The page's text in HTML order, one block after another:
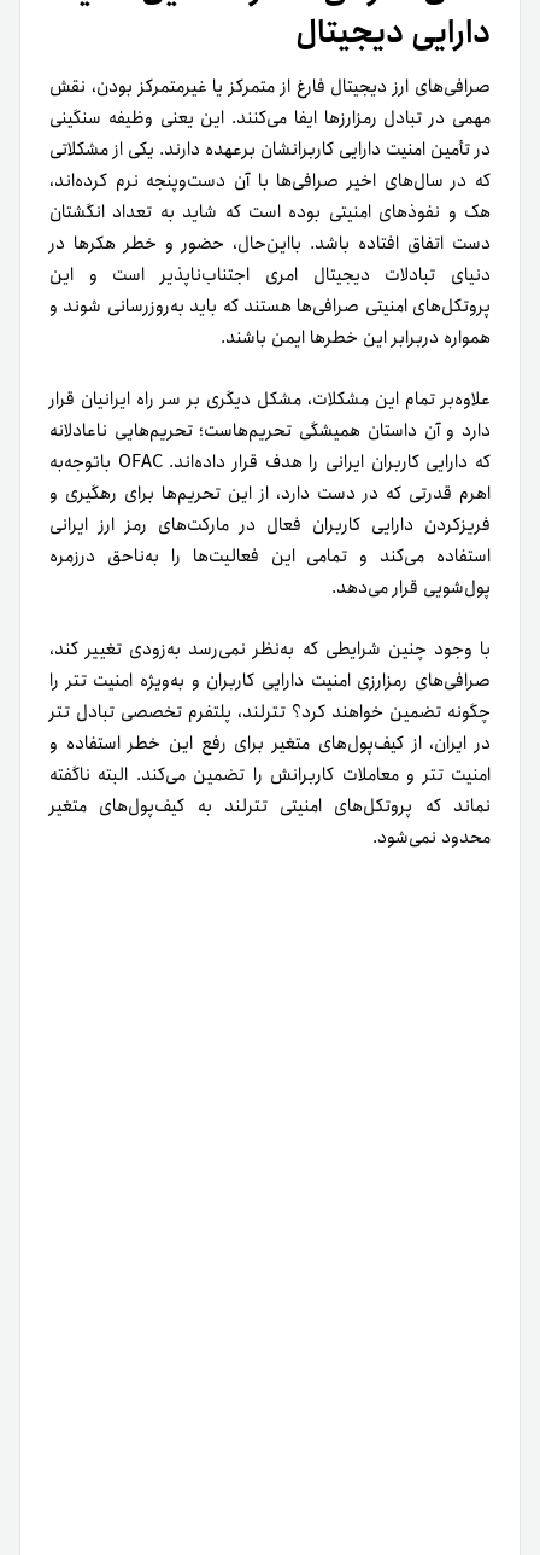
دارایی دیجیتال
صرافی‌های ارز دیجیتال فارغ از متمرکز یا غیرمتمرکز بودن‌، نقش
مهمی در تبادل رمزارزها ایفا می‌کنند. این یعنی وظیفه سنگینی
در تأمین امنیت دارایی کاربرانشان برعهده دارند. یکی از مشکلاتی
که در سال‌های اخیر صرافی‌ها با آن دست‌وپنجه نرم کرده‌اند،
هک و نفوذهای امنیتی بوده است که شاید به تعداد انگشتان
دست اتفاق افتاده باشد. با‌این‌حال، حضور و خطر هکرها در
دنیای تبادلات دیجیتال امری اجتناب‌ناپذیر است و این
پروتکل‌های امنیتی صرافی‌ها هستند که باید به‌روزرسانی شوند و
همواره دربرابر این خطرها ایمن باشند.
علاوه‌بر تمام این مشکلات، مشکل دیگری بر سر راه ایرانیان قرار
دارد و آن داستان همیشگی تحریم‌هاست؛ تحریم‌هایی ناعادلانه
که دارایی کاربران ایرانی را هدف قرار داده‌اند. OFAC با‌توجه‌‌به
اهرم قدرتی که در دست دارد، از این تحریم‌ها برای رهگیری و
فریز‌کردن دارایی کاربران فعال در مارکت‌های رمز ارز ایرانی
استفاده می‌کند و تمامی این فعالیت‌ها را به‌ناحق در‌زمره
پول‌شویی قرار می‌دهد.
با وجود چنین شرایطی که به‌نظر نمی‌رسد به‌زودی تغییر کند،
صرافی‌های رمزارزی امنیت دارایی کاربران و به‌‌ویژه امنیت تتر را
چگونه تضمین خواهند کرد؟ تترلند، پلتفرم تخصصی تبادل تتر
در ایران، از کیف‌پول‌های متغیر برای رفع این خطر استفاده و
امنیت تتر و معاملات کاربرانش را تضمین می‌کند. البته ناگفته
نماند که پروتکل‌های امنیتی تترلند به کیف‌پول‌های متغیر
محدود نمی‌شود.